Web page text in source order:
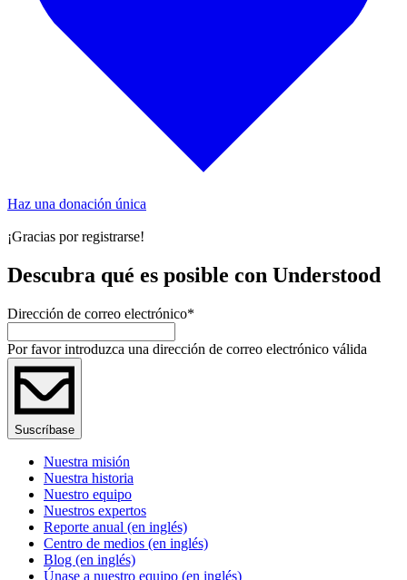
Haz una donación única
¡Gracias por registrarse!
Descubra qué es posible con Understood
Dirección de correo electrónico*
Por favor introduzca una dirección de correo electrónico válida
Suscríbase
Nuestra misión
Nuestra historia
Nuestro equipo
Nuestros expertos
Reporte anual (en inglés)
Centro de medios (en inglés)
Blog (en inglés)
Únase a nuestro equipo (en inglés)